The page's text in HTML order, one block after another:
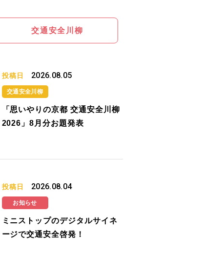
交通安全川柳
投稿日 2026.08.05
交通安全川柳
「思いやりの京都 交通安全川柳
2026」8月分お題発表
投稿日 2026.08.04
お知らせ
ミニストップのデジタルサイネ
ージで交通安全啓発！